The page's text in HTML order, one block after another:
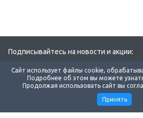
Подписывайтесь на новости и акции:
Компания
Сайт использует файлы cookie,
Подробнее об этом вы можете
Продолжая использовать сайт вы
Принять